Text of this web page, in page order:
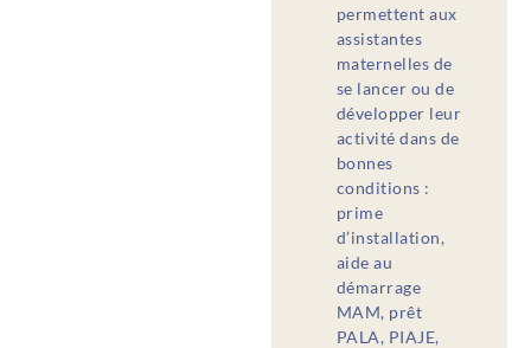
permettent aux
assistantes
maternelles de
se lancer ou de
développer leur
activité dans de
bonnes
conditions :
prime
d’installation,
aide au
démarrage
MAM, prêt
PALA, PIAJE,